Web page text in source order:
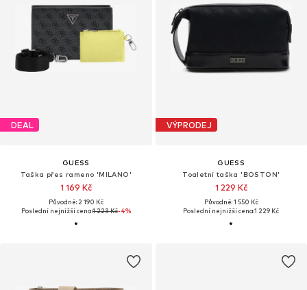
DEAL
GUESS
Taška přes rameno 'MILANO'
1 169 Kč
Původně: 2 190 Kč
Poslední nejnižší cena:1 223 Kč-4%
VÝPRODEJ
GUESS
Toaletní taška 'BOSTON'
1 229 Kč
Původně: 1 550 Kč
Poslední nejnižší cena:1 229 Kč